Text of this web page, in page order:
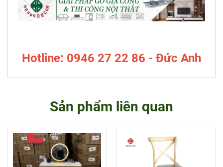
Hotline: 0946 27 22 86 - Đức Anh
Sản phẩm liên quan